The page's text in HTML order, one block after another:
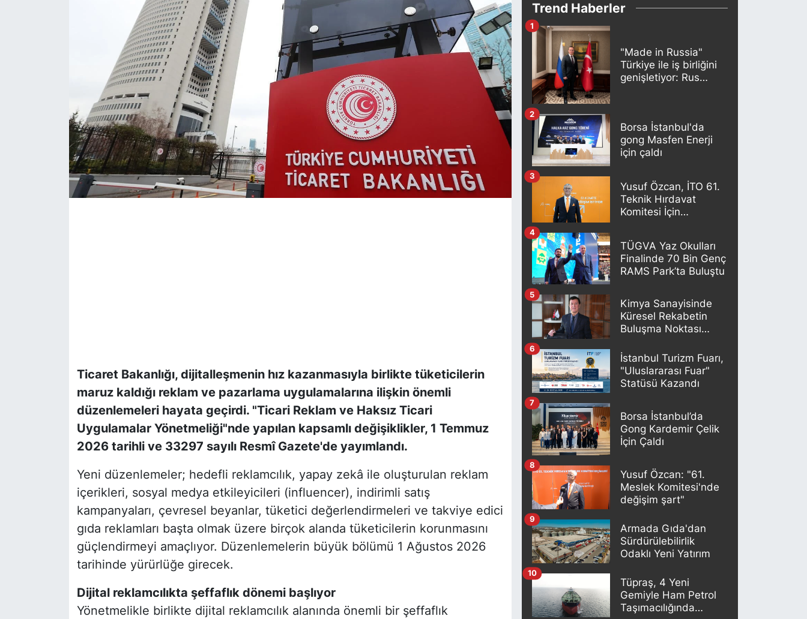
Ticaret Bakanlığı, dijitalleşmenin hız kazanmasıyla birlikte tüketicilerin
maruz kaldığı reklam ve pazarlama uygulamalarına ilişkin önemli
düzenlemeleri hayata geçirdi. "Ticari Reklam ve Haksız Ticari
Uygulamalar Yönetmeliği"nde yapılan kapsamlı değişiklikler, 1 Temmuz
2026 tarihli ve 33297 sayılı Resmî Gazete'de yayımlandı.
Yeni düzenlemeler; hedefli reklamcılık, yapay zekâ ile oluşturulan reklam
içerikleri, sosyal medya etkileyicileri (influencer), indirimli satış
kampanyaları, çevresel beyanlar, tüketici değerlendirmeleri ve takviye edici
gıda reklamları başta olmak üzere birçok alanda tüketicilerin korunmasını
güçlendirmeyi amaçlıyor. Düzenlemelerin büyük bölümü 1 Ağustos 2026
tarihinde yürürlüğe girecek.
Dijital reklamcılıkta şeffaflık dönemi başlıyor
Yönetmelikle birlikte dijital reklamcılık alanında önemli bir şeffaflık
Trend Haberler
"Made in Russia"
Türkiye ile iş birliğini
genişletiyor: Rus
1
Borsa İstanbul'da
gong Masfen Enerji
için çaldı
2
Yusuf Özcan, İTO 61.
Teknik Hırdavat
Komitesi İçin
3
TÜGVA Yaz Okulları
Finalinde 70 Bin Genç
RAMS Park’ta Buluştu
4
Kimya Sanayisinde
Küresel Rekabetin
Buluşma Noktası
5
İstanbul Turizm Fuarı,
"Uluslararası Fuar"
Statüsü Kazandı
6
Borsa İstanbul’da
Gong Kardemir Çelik
İçin Çaldı
7
Yusuf Özcan: "61.
Meslek Komitesi'nde
değişim şart"
8
Armada Gıda'dan
Sürdürülebilirlik
Odaklı Yeni Yatırım
9
Tüpraş, 4 Yeni
Gemiyle Ham Petrol
Taşımacılığında
10
KONGRE HABERLERİ
KONGRE TAKVİMİ
RÖPORTAJLAR
BİYOGRAFİLER